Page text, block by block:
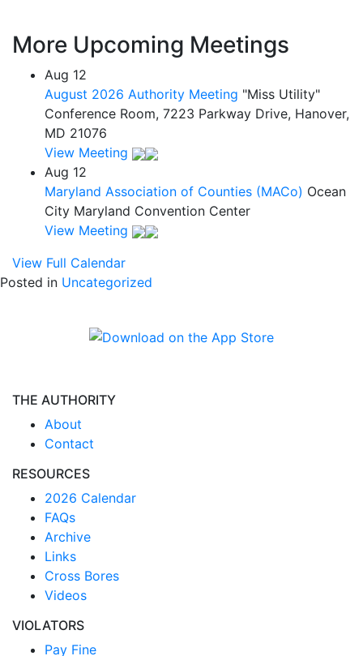
More Upcoming Meetings
Aug 12
August 2026 Authority Meeting "Miss Utility"
Conference Room, 7223 Parkway Drive, Hanover,
MD 21076
View Meeting
Aug 12
Maryland Association of Counties (MACo) Ocean
City Maryland Convention Center
View Meeting
View Full Calendar
Posted in Uncategorized
THE AUTHORITY
About
Contact
RESOURCES
2026 Calendar
FAQs
Archive
Links
Cross Bores
Videos
VIOLATORS
Pay Fine